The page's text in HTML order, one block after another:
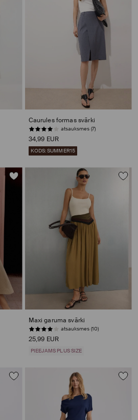
Caurules formas svārki
atsauksmes (7)
34,99 EUR
KODS: SUMMER15
Maxi garuma svārki
atsauksmes (10)
25,99 EUR
PIEEJAMS PLUS SIZE